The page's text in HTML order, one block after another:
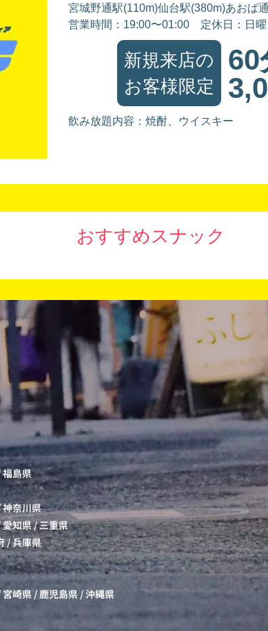
宮城野通駅(110m)仙台駅(380m)あおば
営業時間：19:00〜01:00
定休日：日曜
新規来店の
お客様限定
60
飲み放題内容：焼酎、ウイスキー
おすすめスナック
福島県
神奈川県
愛知県/三重県
/兵庫県
宮崎県/鹿児島県 /沖縄県